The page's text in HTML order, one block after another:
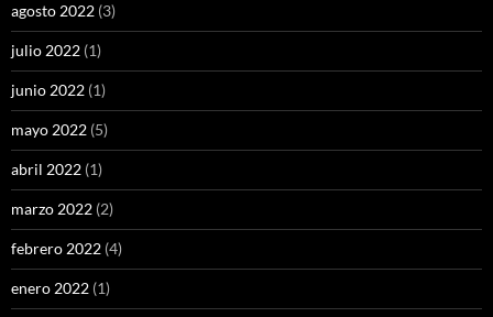
agosto 2022 (3)
julio 2022 (1)
junio 2022 (1)
mayo 2022 (5)
abril 2022 (1)
marzo 2022 (2)
febrero 2022 (4)
enero 2022 (1)